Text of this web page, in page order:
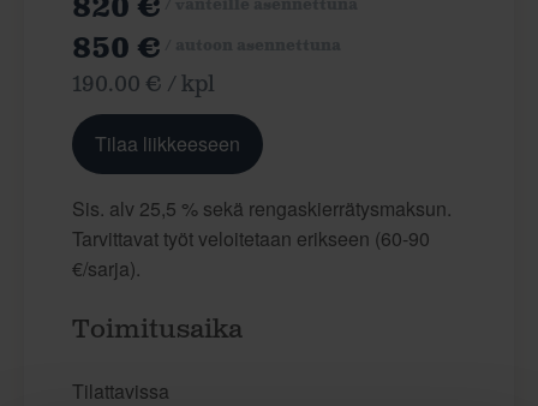
820 €
850 €
190.00 € / kpl
Tilaa liikkeeseen
Sis. alv 25,5 % sekä rengaskierrätysmaksun.
Tarvittavat työt veloitetaan erikseen (60-90
€/sarja).
Toimitusaika
Tilattavissa